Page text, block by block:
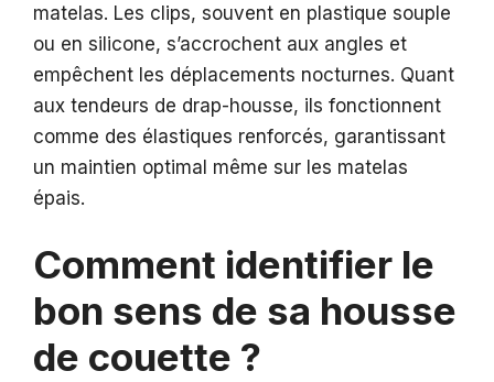
matelas. Les clips, souvent en plastique souple
ou en silicone, s’accrochent aux angles et
empêchent les déplacements nocturnes. Quant
aux tendeurs de drap-housse, ils fonctionnent
comme des élastiques renforcés, garantissant
un maintien optimal même sur les matelas
épais.
Comment identifier le
bon sens de sa housse
de couette ?